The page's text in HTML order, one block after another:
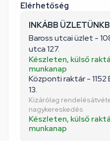
Elérhetőség
INKÁBB
Baross utcai üzlet -
utca 127.
Készleten, külső
munkanap
Központi raktár -
13.
Kizárólag
nagykereskedés
Készleten, külső
munkanap